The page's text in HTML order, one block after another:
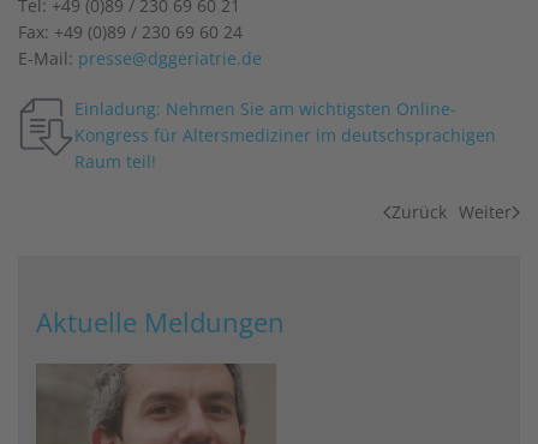
Tel: +49 (0)89 / 230 69 60 21
Fax: +49 (0)89 / 230 69 60 24
E-Mail: presse@dggeriatrie.de
Einladung: Nehmen Sie am wichtigsten Online-
Kongress für Altersmediziner im deutschsprachigen
Raum teil!
Zurück Weiter
Aktuelle Meldungen